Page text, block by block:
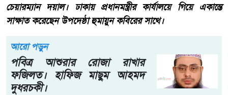
চেয়ারম্যান দয়াল। ঢাকায় প্রধানমন্ত্রীর কার্যালয়ে গিয়ে একান্তে
সাক্ষাত করেছেন উপদেষ্ঠা হুমায়ুন কবিরের সাথে।
আরো পড়ুন
পবিত্র আশুরার রোজা রাখার
ফজিলত। হাফিজ মাছুম আহমদ
দুধরচকী।